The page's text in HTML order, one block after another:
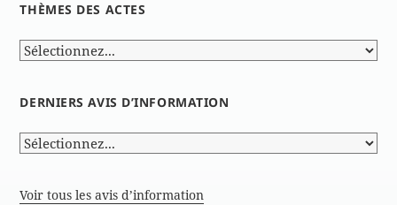
THÈMES DES ACTES
DERNIERS AVIS D’INFORMATION
Voir tous les avis d’information